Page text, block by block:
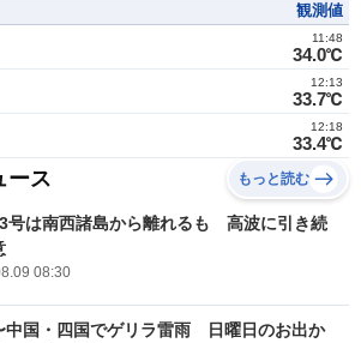
観測値
34.0℃
11:48
33.7℃
12:13
33.4℃
12:18
ース もっと読む
号は南西諸島から離れるも 高波に引き続
08:30
中国・四国でゲリラ雷雨 日曜日のお出か